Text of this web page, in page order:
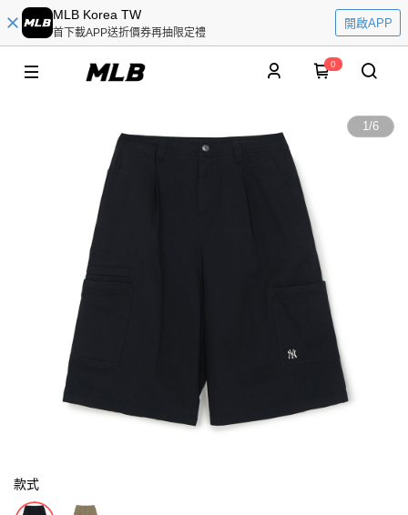
MLB Korea TW
首下載APP送折價券再抽限定禮
開啟APP
0
1/6
款式